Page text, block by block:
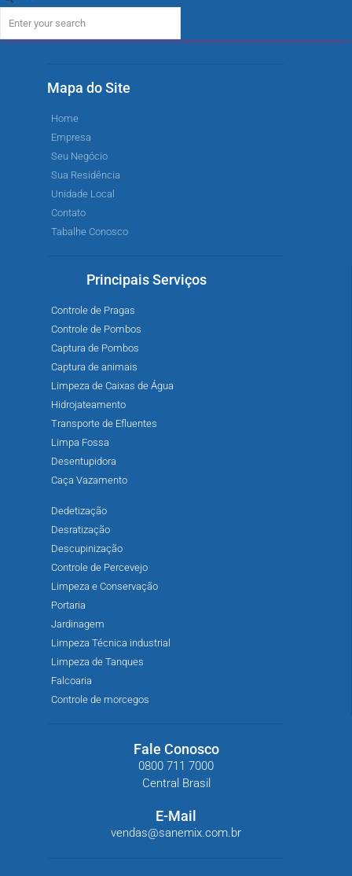
Mapa do Site
Home
Empresa
Seu Negócio
Sua Residência
Unidade Local
Contato
Tabalhe Conosco
Principais Serviços
Controle de Pragas
Controle de Pombos
Captura de Pombos
Captura de animais
Limpeza de Caixas de Água
Hidrojateamento
Transporte de Efluentes
Limpa Fossa
Desentupidora
Caça Vazamento
Dedetização
Desratização
Descupinização
Controle de Percevejo
Limpeza e Conservação
Portaria
Jardinagem
Limpeza Técnica industrial
Limpeza de Tanques
Falcoaria
Controle de morcegos
Fale Conosco
0800 711 7000
Central Brasil
E-Mail
vendas@sanemix.com.br